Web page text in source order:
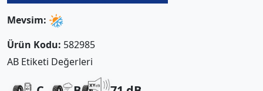
Mevsim:
Ürün Kodu: 582985
AB Etiketi Değerleri